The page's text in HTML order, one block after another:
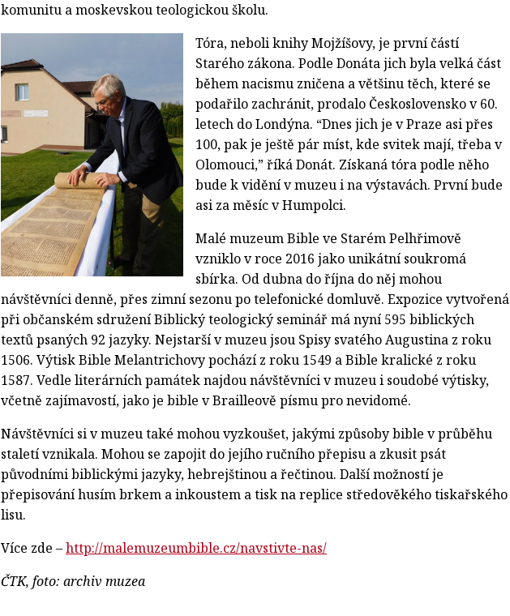
komunitu a moskevskou teologickou školu.
Tóra, neboli knihy Mojžíšovy, je první částí
Starého zákona. Podle Donáta jich byla velká část
během nacismu zničena a většinu těch, které se
podařilo zachránit, prodalo Československo v 60.
letech do Londýna. “Dnes jich je v Praze asi přes
100, pak je ještě pár míst, kde svitek mají, třeba v
Olomouci,” říká Donát. Získaná tóra podle něho
bude k vidění v muzeu i na výstavách. První bude
asi za měsíc v Humpolci.
Malé muzeum Bible ve Starém Pelhřimově
vzniklo v roce 2016 jako unikátní soukromá
sbírka. Od dubna do října do něj mohou
návštěvníci denně, přes zimní sezonu po telefonické domluvě. Expozice vytvořená
při občanském sdružení Biblický teologický seminář má nyní 595 biblických
textů psaných 92 jazyky. Nejstarší v muzeu jsou Spisy svatého Augustina z roku
1506. Výtisk Bible Melantrichovy pochází z roku 1549 a Bible kralické z roku
1587. Vedle literárních památek najdou návštěvníci v muzeu i soudobé výtisky,
včetně zajímavostí, jako je bible v Brailleově písmu pro nevidomé.
Návštěvníci si v muzeu také mohou vyzkoušet, jakými způsoby bible v průběhu
staletí vznikala. Mohou se zapojit do jejího ručního přepisu a zkusit psát
původními biblickými jazyky, hebrejštinou a řečtinou. Další možností je
přepisování husím brkem a inkoustem a tisk na replice středověkého tiskařského
lisu.
Více zde –http://malemuzeumbible.cz/navstivte-nas/
ČTK, foto: archiv muzea